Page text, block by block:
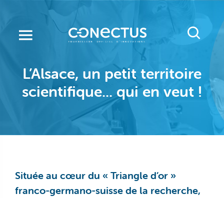
contenu
principal
L’Alsace, un petit territoire
scientifique... qui en veut !
Située au cœur du « Triangle d’or »
franco-germano-suisse de la recherche,